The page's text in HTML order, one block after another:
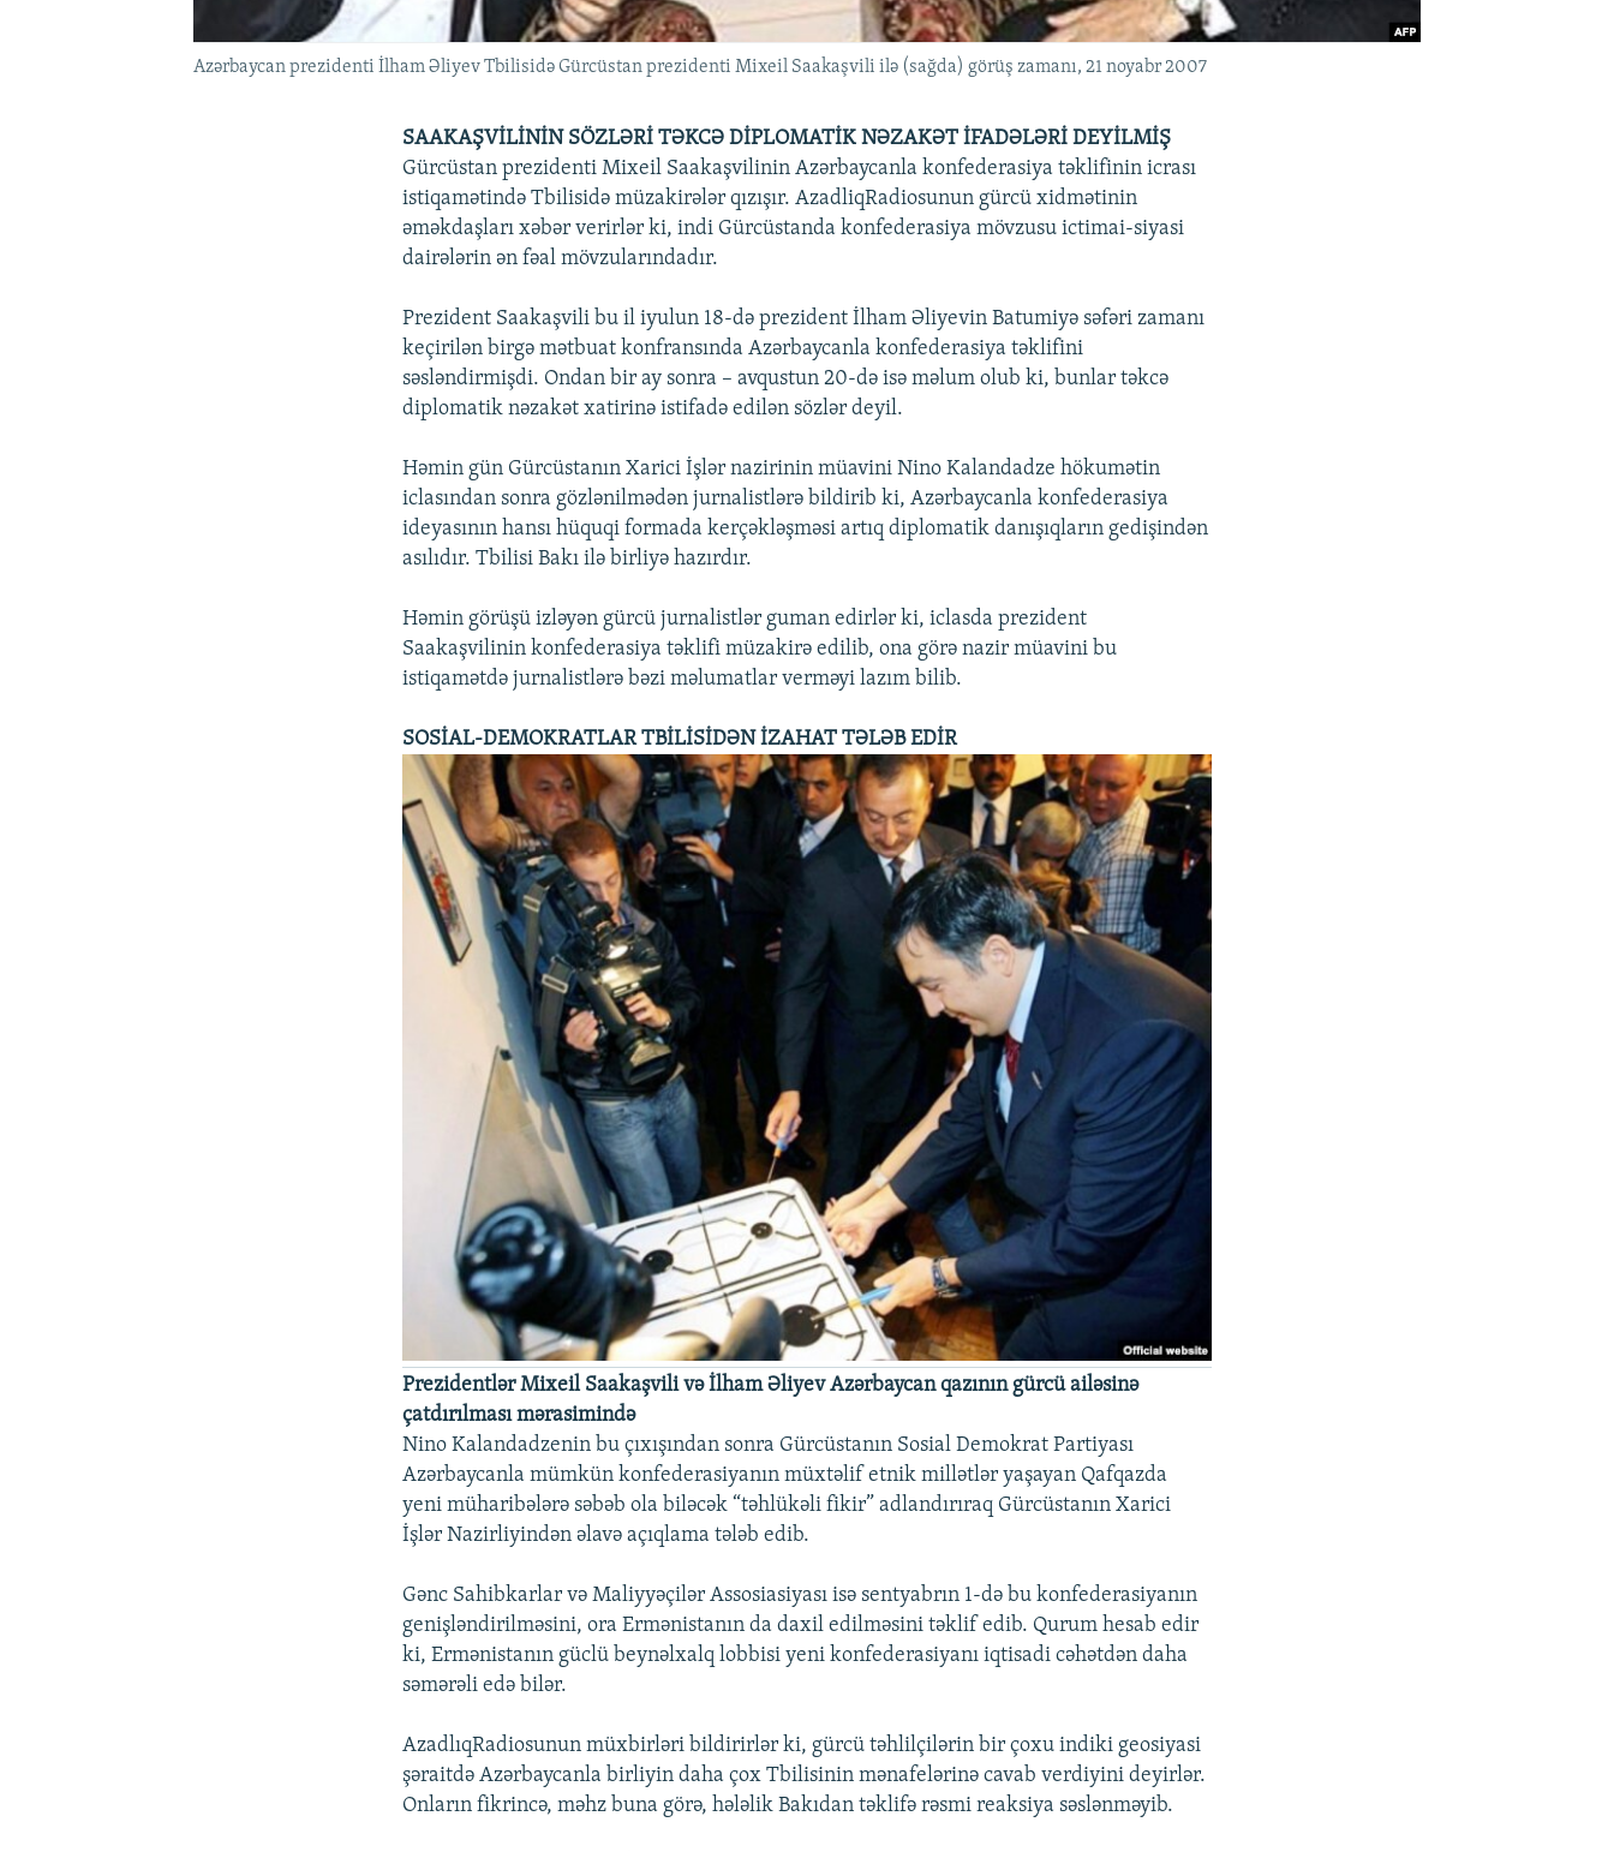
Azərbaycan prezidenti İlham Əliyev Tbilisidə Gürcüstan prezidenti Mixeil Saakaşvili ilə (sağda) görüş zamanı, 21 noyabr 2007
SAAKAŞVİLİNİN SÖZLƏRİ TƏKCƏ DİPLOMATİK NƏZAKƏT İFADƏLƏRİ DEYİLMİŞ
Gürcüstan prezidenti Mixeil Saakaşvilinin Azərbaycanla konfederasiya təklifinin icrası
istiqamətində Tbilisidə müzakirələr qızışır. AzadliqRadiosunun gürcü xidmətinin
əməkdaşları xəbər verirlər ki, indi Gürcüstanda konfederasiya mövzusu ictimai-siyasi
dairələrin ən fəal mövzularındadır.
Prezident Saakaşvili bu il iyulun 18-də prezident İlham Əliyevin Batumiyə səfəri zamanı
keçirilən birgə mətbuat konfransında Azərbaycanla konfederasiya təklifini
səsləndirmişdi. Ondan bir ay sonra – avqustun 20-də isə məlum olub ki, bunlar təkcə
diplomatik nəzakət xatirinə istifadə edilən sözlər deyil.
Həmin gün Gürcüstanın Xarici İşlər nazirinin müavini Nino Kalandadze hökumətin
iclasından sonra gözlənilmədən jurnalistlərə bildirib ki, Azərbaycanla konfederasiya
ideyasının hansı hüquqi formada kerçəkləşməsi artıq diplomatik danışıqların gedişindən
asılıdır. Tbilisi Bakı ilə birliyə hazırdır.
Həmin görüşü izləyən gürcü jurnalistlər guman edirlər ki, iclasda prezident
Saakaşvilinin konfederasiya təklifi müzakirə edilib, ona görə nazir müavini bu
istiqamətdə jurnalistlərə bəzi məlumatlar verməyi lazım bilib.
SOSİAL-DEMOKRATLAR TBİLİSİDƏN İZAHAT TƏLƏB EDİR
Prezidentlər Mixeil Saakaşvili və İlham Əliyev Azərbaycan qazının gürcü ailəsinə
çatdırılması mərasimində
Nino Kalandadzenin bu çıxışından sonra Gürcüstanın Sosial Demokrat Partiyası
Azərbaycanla mümkün konfederasiyanın müxtəlif etnik millətlər yaşayan Qafqazda
yeni müharibələrə səbəb ola biləcək “təhlükəli fikir” adlandırıraq Gürcüstanın Xarici
İşlər Nazirliyindən əlavə açıqlama tələb edib.
Gənc Sahibkarlar və Maliyyəçilər Assosiasiyası isə sentyabrın 1-də bu konfederasiyanın
genişləndirilməsini, ora Ermənistanın da daxil edilməsini təklif edib. Qurum hesab edir
ki, Ermənistanın güclü beynəlxalq lobbisi yeni konfederasiyanı iqtisadi cəhətdən daha
səmərəli edə bilər.
AzadlıqRadiosunun müxbirləri bildirirlər ki, gürcü təhlilçilərin bir çoxu indiki geosiyasi
şəraitdə Azərbaycanla birliyin daha çox Tbilisinin mənafelərinə cavab verdiyini deyirlər.
Onların fikrincə, məhz buna görə, hələlik Bakıdan təklifə rəsmi reaksiya səslənməyib.